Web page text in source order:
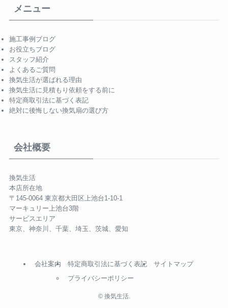
メニュー
施工事例ブログ
お役立ちブログ
スタッフ紹介
よくあるご質問
換気生活が選ばれる理由
換気生活に見積もり依頼をする前に
特定商取引法に基づく表記
絶対に後悔しない換気扇の選び方
会社概要
換気生活
本店所在地
〒145-0064 東京都大田区上池台1-10-1
マーキュリー上池台3階
サービスエリア
東京、神奈川、千葉、埼玉、茨城、愛知
会社案内
特定商取引法に基づく表記
プライバシーポリシー
サイトマップ
©換気生活.